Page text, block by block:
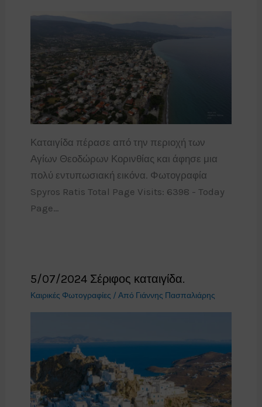
Καταιγίδα πέρασε από την περιοχή των
Αγίων Θεοδώρων Κορινθίας και άφησε μια
πολύ εντυπωσιακή εικόνα. Φωτογραφία
Spyros Ratis Total Page Visits: 6398 - Today
Page…
5/07/2024 Σέριφος καταιγίδα.
Καιρικές Φωτογραφίες / Από Γιάννης Πασπαλιάρης